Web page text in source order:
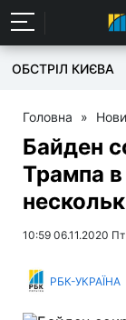
ОБСТРІЛ КИЄВА
Головна »
Байден
Трампа
10:59 06.11.2020 Пт
РБК-УКРАЇНА